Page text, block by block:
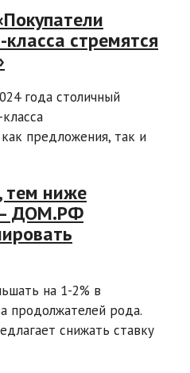
стремятся
года столичный
предложения, так и
тем ниже
– ДОМ.РФ
на 1-2% в
продолжателей рода.
снижать ставку